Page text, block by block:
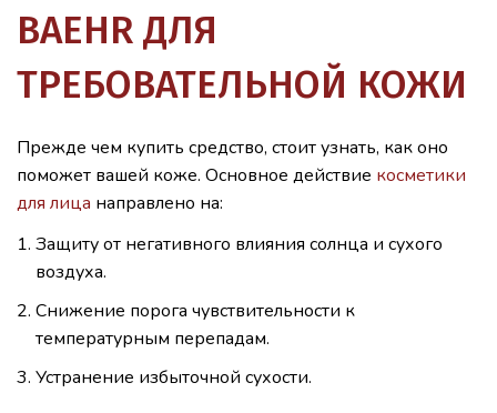
BAEHR ДЛЯ
ТРЕБОВАТЕЛЬНОЙ КОЖИ
Прежде чем купить средство, стоит узнать, как оно
поможет вашей коже. Основное действие косметики
для лица направлено на:
Защиту от негативного влияния солнца и сухого
воздуха.
Снижение порога чувствительности к
температурным перепадам.
Устранение избыточной сухости.